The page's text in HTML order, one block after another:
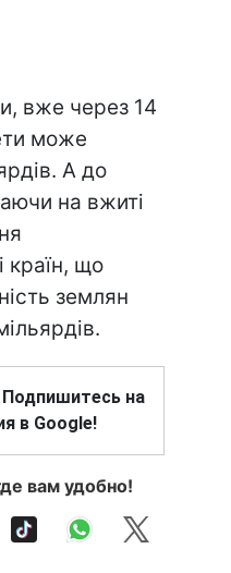
вже через 14
може
А до
на вжиті
країн, що
землян
Подпишитесь на
в Google!
вам удобно!